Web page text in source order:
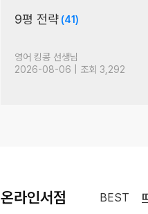
9평 전략 (41)
영어 킹콩 선생님
2026-08-06 | 조회 3,292
온라인서점 BEST